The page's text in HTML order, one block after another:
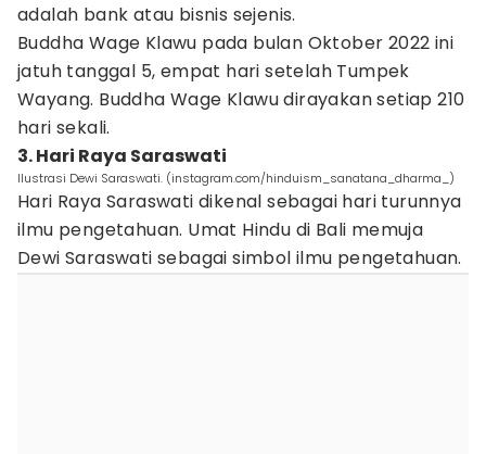
adalah bank atau bisnis sejenis.
Buddha Wage Klawu pada bulan Oktober 2022 ini
jatuh tanggal 5, empat hari setelah Tumpek
Wayang. Buddha Wage Klawu dirayakan setiap 210
hari sekali.
3. Hari Raya Saraswati
Ilustrasi Dewi Saraswati. (instagram.com/hinduism_sanatana_dharma_)
Hari Raya Saraswati dikenal sebagai hari turunnya
ilmu pengetahuan. Umat Hindu di Bali memuja
Dewi Saraswati sebagai simbol ilmu pengetahuan.